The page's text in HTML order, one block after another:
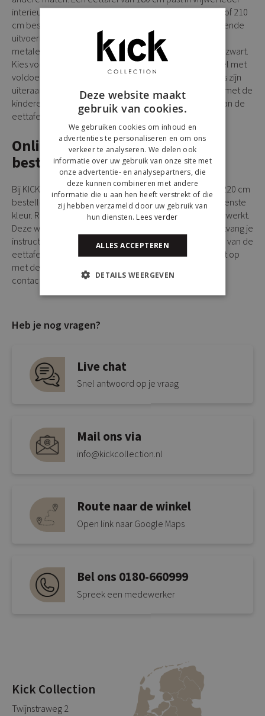
interieur. Daarnaast kun je ook eeneettafel van 200 cmof 210
cm bestellen. Ook deze tafels zijn leverbaar in verschillende
uitvoeringen. Allemaal zijn ze voorzien van een degelijk
metalen onderstel en van een fraai tafelblad in bruin of zwart.
Kies voor een ovaal model of een rechthoekige eettafel met
voldoende ruimte voor het hele gezin. Al onze eettafels zijn
uiteraard ook prima geschikt om een spelletje te doen met de
kinderen. Of voor de goede gesprekken die zich vaak aan de
eettafel kunnen ontspinnen.
Online een eettafel van 220 cm
bestellen
Bij KICK Collection kun je gemakkelijk een eettafel van 220 cm
bestellen. Kies je favoriete model en selecteer de gewenste
kleur. Rond de bestelling online af en je order wordt verwerkt.
Deze wordt per pakketpost verstuurd, bij je eettafel ontvang je
instructies over de montage. Heb je een vraag over één van de
eettafels van KICK Collection? Neem dan gerust contact op
met de klantenservice voor vrijblijvend advies. De
contactgegevens vind je op de website.
Heb je nog vragen?
Live chat
Snel antwoord op je vraag
Mail ons via
info@kickcollection.nl
Route naar de winkel
Open link naar Google Maps
Bel ons 0180-660999
Spreek een medewerker
Kick Collection
Twijnstraweg 2
Deze website maakt
gebruik van cookies.
We gebruiken cookies om inhoud en
advertenties te personaliseren en om ons
verkeer te analyseren. We delen ook
informatie over uw gebruik van onze site met
onze advertentie- en analysepartners, die
deze kunnen combineren met andere
informatie die u aan hen heeft verstrekt of die
zij hebben verzameld door uw gebruik van
hun diensten. Lees verder
ALLES ACCEPTEREN
DETAILS WEERGEVEN